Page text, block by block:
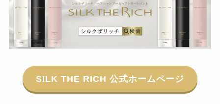
SILK THE RICH 公式ホームページ